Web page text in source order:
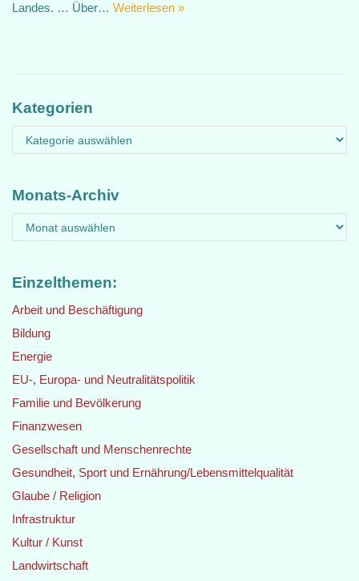
Landes. … Über… Weiterlesen »
Kategorien
Monats-Archiv
Einzelthemen:
Arbeit und Beschäftigung
Bildung
Energie
EU-, Europa- und Neutralitätspolitik
Familie und Bevölkerung
Finanzwesen
Gesellschaft und Menschenrechte
Gesundheit, Sport und Ernährung/Lebensmittelqualität
Glaube / Religion
Infrastruktur
Kultur / Kunst
Landwirtschaft